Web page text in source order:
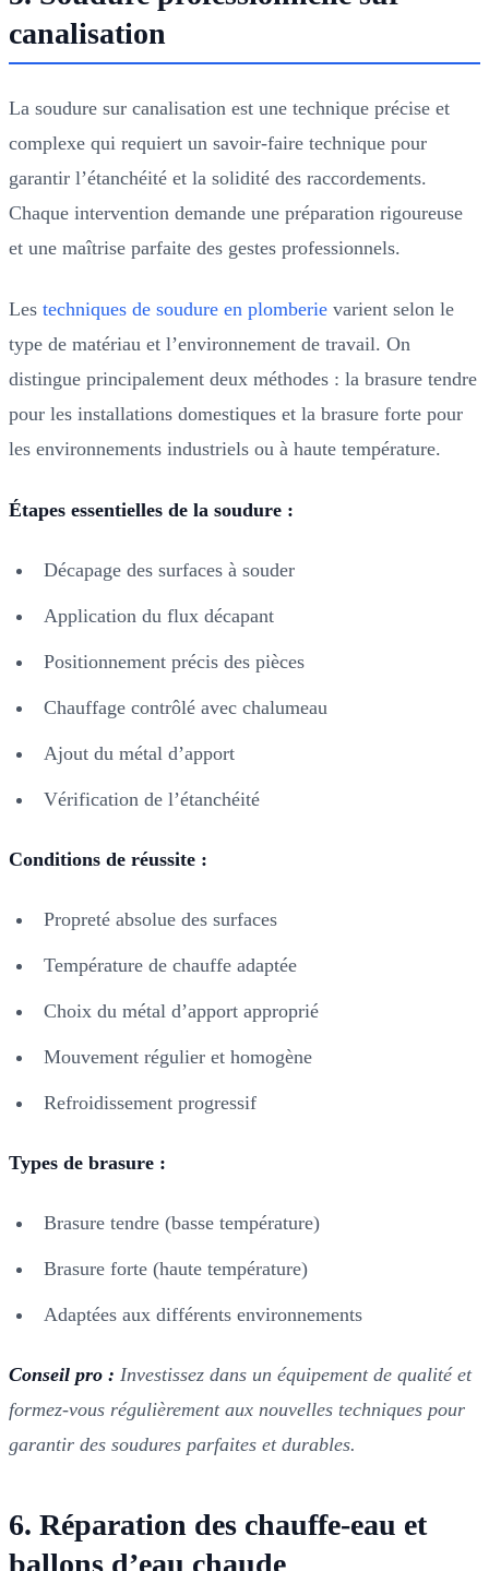
canalisation
La soudure sur canalisation est une technique précise et
complexe qui requiert un savoir-faire technique pour
garantir l’étanchéité et la solidité des raccordements.
Chaque intervention demande une préparation rigoureuse
et une maîtrise parfaite des gestes professionnels.
Les techniques de soudure en plomberie varient selon le
type de matériau et l’environnement de travail. On
distingue principalement deux méthodes : la brasure tendre
pour les installations domestiques et la brasure forte pour
les environnements industriels ou à haute température.
Étapes essentielles de la soudure :
Décapage des surfaces à souder
Application du flux décapant
Positionnement précis des pièces
Chauffage contrôlé avec chalumeau
Ajout du métal d’apport
Vérification de l’étanchéité
Conditions de réussite :
Propreté absolue des surfaces
Température de chauffe adaptée
Choix du métal d’apport approprié
Mouvement régulier et homogène
Refroidissement progressif
Types de brasure :
Brasure tendre (basse température)
Brasure forte (haute température)
Adaptées aux différents environnements
Conseil pro : Investissez dans un équipement de qualité et
formez-vous régulièrement aux nouvelles techniques pour
garantir des soudures parfaites et durables.
6. Réparation des chauffe-eau et
ballons d’eau chaude